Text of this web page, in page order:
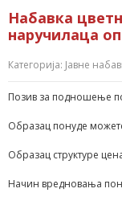
Набавка
наручилаца
Категорија: Јавне
Позив за подношење
Образац понуде
Образац структуре
Начин вредновања